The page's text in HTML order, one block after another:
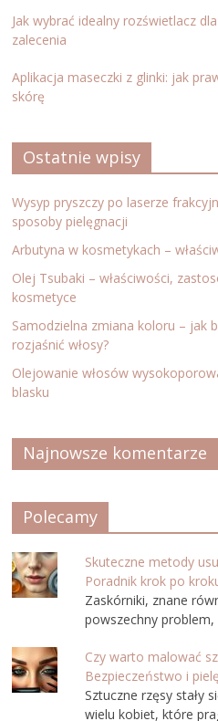
Jak wybrać idealny rozświetlacz
zalecenia
Aplikacja maseczki z glinki: jak
skórę
Ostatnie wpisy
Wysyp pryszczy po laserze
sposoby pielęgnacji
Arbutyna w kosmetykach –
Olej Tsubaki – właściwości,
kosmetyce
Samodzielna zmiana koloru – jak
rozjaśnić włosy?
Olejowanie włosów
blasku
Najnowsze komentarze
Polecamy
Skuteczne metody
Poradnik krok po
Zaskórniki, znane
powszechny
Czy warto malować
Bezpieczeństwo i
Sztuczne rzęsy stały
wielu kobiet, które